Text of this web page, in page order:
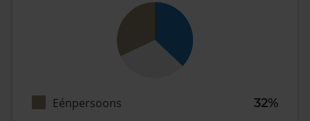
Eénpersoons
32%